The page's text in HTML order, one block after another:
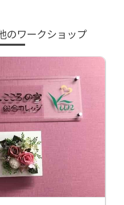
のワークショップ